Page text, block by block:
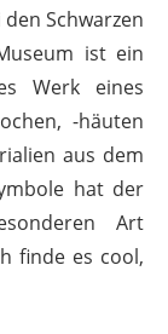
Schwarzen
ist ein
Werk eines
-häuten
aus dem
hat der
Art
finde es cool,